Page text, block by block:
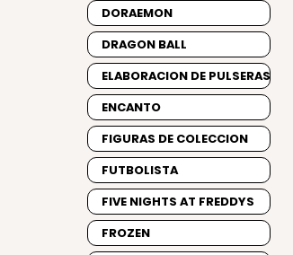
DORAEMON
DRAGON BALL
ELABORACION DE PULSERAS
ENCANTO
FIGURAS DE COLECCION
FUTBOLISTA
FIVE NIGHTS AT FREDDYS
FROZEN